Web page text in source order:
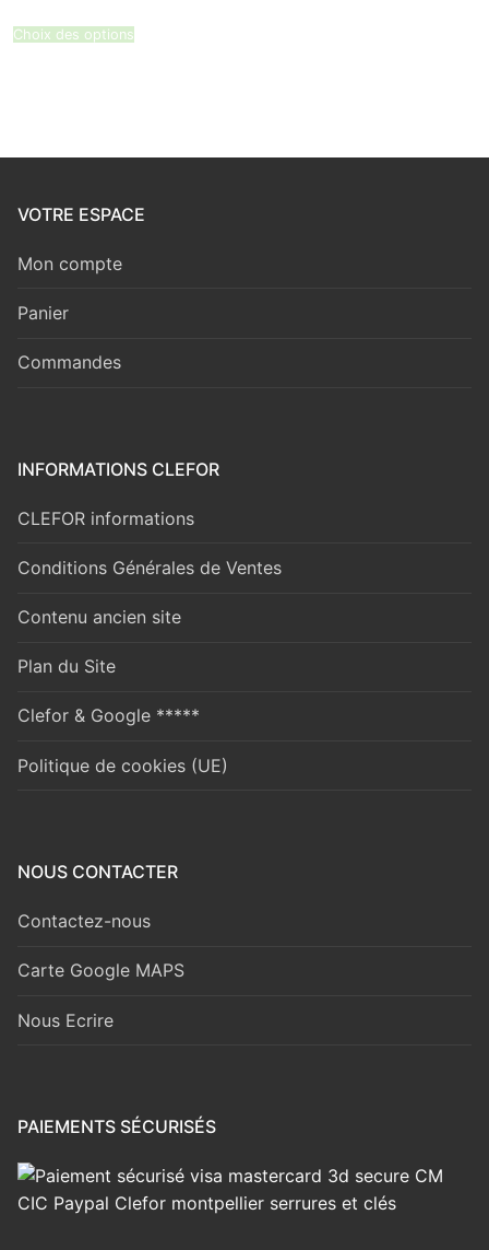
Choix des options
VOTRE ESPACE
Mon compte
Panier
Commandes
INFORMATIONS CLEFOR
CLEFOR informations
Conditions Générales de Ventes
Contenu ancien site
Plan du Site
Clefor & Google *****
Politique de cookies (UE)
NOUS CONTACTER
Contactez-nous
Carte Google MAPS
Nous Ecrire
PAIEMENTS SÉCURISÉS